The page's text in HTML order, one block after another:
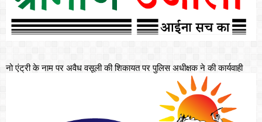
नो एंट्री के नाम पर अवैध वसूली की शिकायत पर पुलिस अधीक्षक ने की कार्यवाही